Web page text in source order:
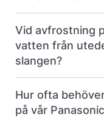
Vid avfrostning
vatten från
slangen?
Hur ofta
på vår